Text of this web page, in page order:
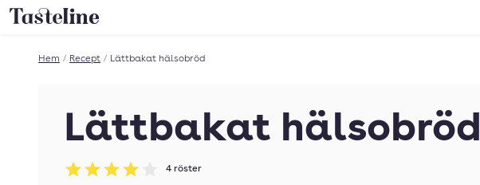
Till Tastelines startsida
Hem / Recept / Lättbakat hälsobröd
Lättbakat hälsobröd
Betyg: 4 av 5
4 röster